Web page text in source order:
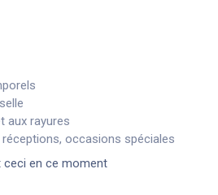
aux rayures
réceptions, occasions spéciales
en ce moment